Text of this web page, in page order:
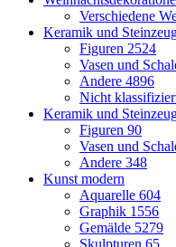
Verschiedene
Keramik und
Figuren 2524
Vasen und
Andere 4896
Nicht
Keramik und
Figuren 90
Vasen und
Andere 348
Kunst modern
Aquarelle 604
Graphik 1556
Gemälde 5279